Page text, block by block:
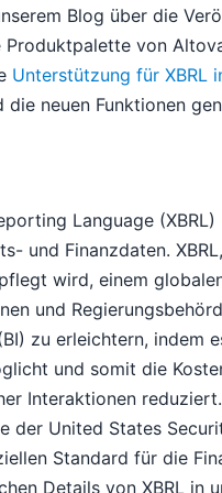
Blog über die
von
Unterstützung für XBRL
die neuen Funktionen
Language
und Finanzdaten.
wird, einem
und
zu erleichtern, indem
und somit die
Interaktionen
der United States
Standard für die
Details von XBRL in